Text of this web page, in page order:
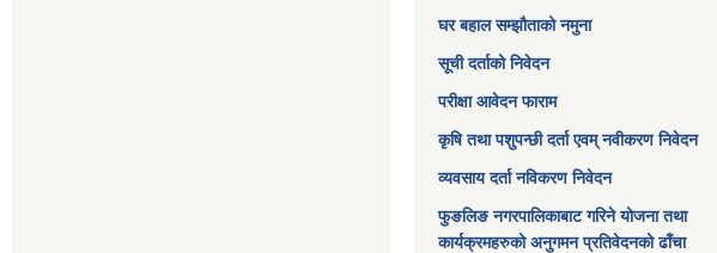
घर बहाल सम्झौताको नमुना
सूची दर्ताको निवेदन
परीक्षा आवेदन फाराम
कृषि तथा पशुपन्छी दर्ता एवम् नवीकरण निवेदन
व्यवसाय दर्ता नविकरण निवेदन
फुङलिङ नगरपालिकाबाट गरिने योजना तथा
कार्यक्रमहरुको अनुगमन प्रतिवेदनको ढाँचा